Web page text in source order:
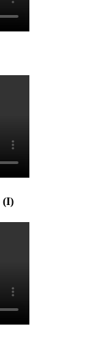
(I)